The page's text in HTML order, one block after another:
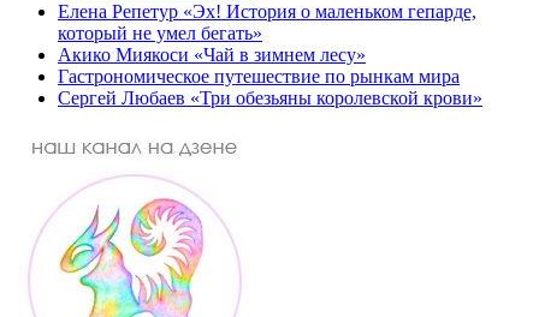
Елена Репетур «Эх! История о маленьком гепарде,
который не умел бегать»
Акико Миякоси «Чай в зимнем лесу»
Гастрономическое путешествие по рынкам мира
Сергей Любаев «Три обезьяны королевской крови»